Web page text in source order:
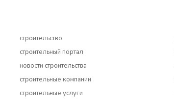
строительство
строительный портал
новости строительства
строительные компании
строительные услуги